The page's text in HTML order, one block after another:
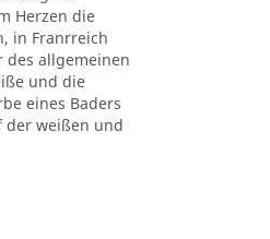
Herzen die
in Franrreich
allgemeinen
und die
eines Baders
der weißen und